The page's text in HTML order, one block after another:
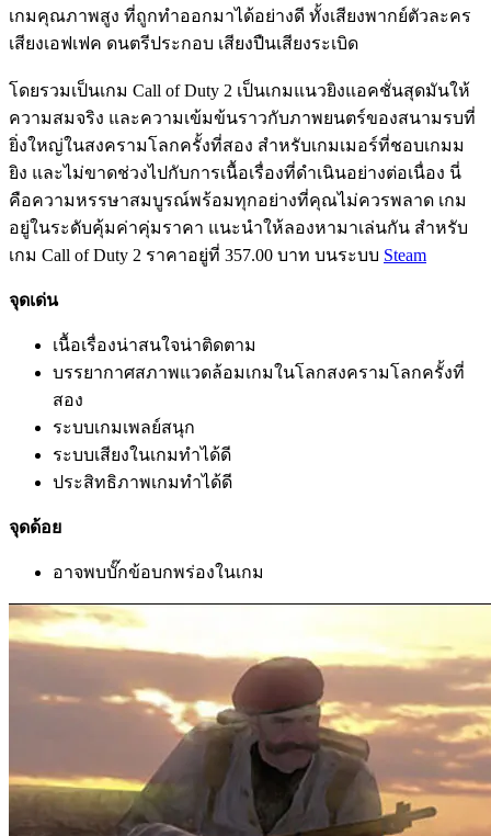
เกมคุณภาพสูง ที่ถูกทำออกมาได้อย่างดี ทั้งเสียงพากย์ตัวละคร
เสียงเอฟเฟค ดนตรีประกอบ เสียงปืนเสียงระเบิด
โดยรวมเป็นเกม Call of Duty 2 เป็นเกมแนวยิงแอคชั่นสุดมันให้
ความสมจริง และความเข้มข้นราวกับภาพยนตร์ของสนามรบที่
ยิ่งใหญ่ในสงครามโลกครั้งที่สอง สำหรับเกมเมอร์ที่ชอบเกมม
ยิง และไม่ขาดช่วงไปกับการเนื้อเรื่องที่ดำเนินอย่างต่อเนื่อง นี่
คือความหรรษาสมบูรณ์พร้อมทุกอย่างที่คุณไม่ควรพลาด เกม
อยู่ในระดับคุ้มค่าคุ่มราคา แนะนำให้ลองหามาเล่นกัน สำหรับ
เกม Call of Duty 2 ราคาอยู่ที่ 357.00 บาท บนระบบ Steam
จุดเด่น
เนื้อเรื่องน่าสนใจน่าติดตาม
บรรยากาศสภาพแวดล้อมเกมในโลกสงครามโลกครั้งที่
สอง
ระบบเกมเพลย์สนุก
ระบบเสียงในเกมทำได้ดี
ประสิทธิภาพเกมทำได้ดี
จุดด้อย
อาจพบบั๊กข้อบกพร่องในเกม